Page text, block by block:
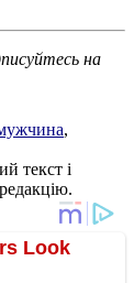
на
,
текст і